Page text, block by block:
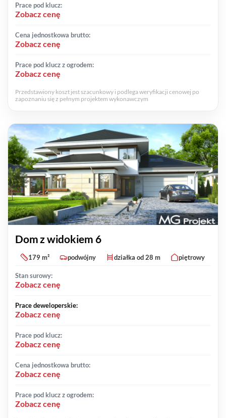
Prace pod klucz:
Zobacz cenę
Cena jednostkowa brutto:
Zobacz cenę
Prace pod klucz z ogrodem:
Zobacz cenę
Przedstawiony koszt jest szacunkowy i podlega weryfikacji cenowej po
zapoznaniu się z pełnym projektem wykonawczym
Dom z widokiem 6
179 m² podwójny działka od 28 m piętrowy
Stan surowy:
Zobacz cenę
Prace deweloperskie:
Zobacz cenę
Prace pod klucz:
Zobacz cenę
Cena jednostkowa brutto:
Zobacz cenę
Prace pod klucz z ogrodem:
Zobacz cenę